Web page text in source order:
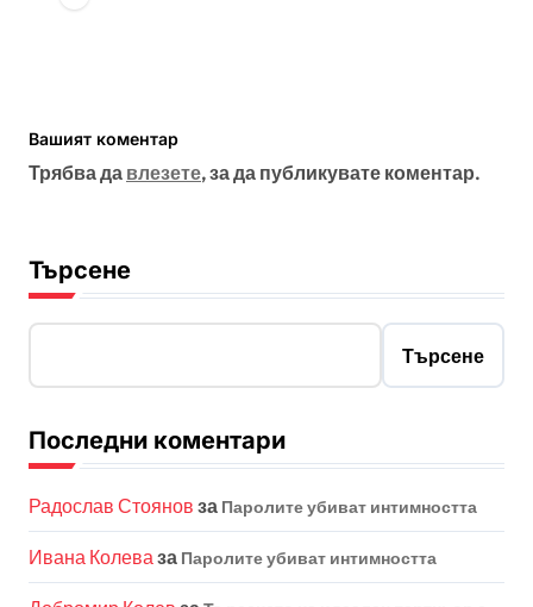
Вашият коментар
Трябва да влезете, за да публикувате коментар.
Търсене
Търсене
Последни коментари
Радослав Стоянов за Паролите убиват интимността
Ивана Колеваза Паролите убиват интимността